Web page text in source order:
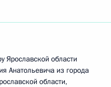
Ярославской области
Анатольевича из города
области,